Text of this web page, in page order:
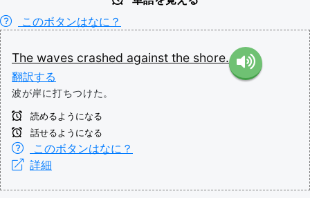
このボタンはなに？
The waves crashed against the shore.
翻訳する
波が岸に打ちつけた。
読めるようになる
話せるようになる
このボタンはなに？
詳細